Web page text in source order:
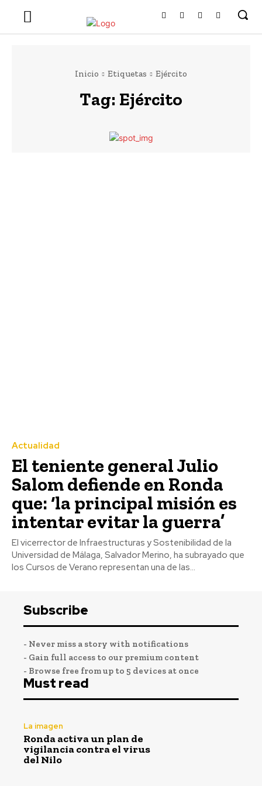
Inicio Etiquetas Ejército
Tag: Ejército
Actualidad
El teniente general Julio
Salom defiende en Ronda
que: ‘la principal misión es
intentar evitar la guerra’
El vicerrector de Infraestructuras y Sostenibilidad de la
Universidad de Málaga, Salvador Merino, ha subrayado que
los Cursos de Verano representan una de las...
Subscribe
- Never miss a story with notifications
- Gain full access to our premium content
- Browse free from up to 5 devices at once
Must read
La imagen
Ronda activa un plan de
vigilancia contra el virus
del Nilo